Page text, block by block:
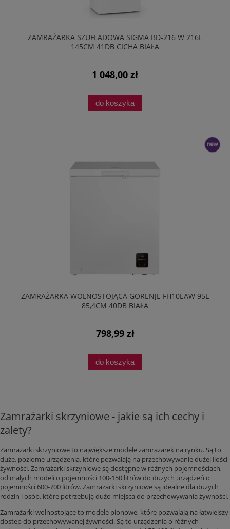
ZAMRAŻARKA SZUFLADOWA SIGMA BD-216 W 216L
145CM 41DB CICHA BIAŁA
1 048,00 zł
do koszyka
ZAMRAŻARKA WOLNOSTOJĄCA GORENJE FH10EAW 95L
85,4CM 40DB BIAŁA
798,99 zł
do koszyka
Zamrażarki skrzyniowe - jakie są ich cechy i
zalety?
Zamrażarki skrzyniowe to największe modele zamrażarek na rynku. Są to
duże, poziome urządzenia, które pozwalają na przechowywanie dużej ilości
żywności. Zamrażarki skrzyniowe są dostępne w różnych pojemnościach,
od małych modeli o pojemności 100-150 litrów do dużych urządzeń o
pojemności 600-700 litrów. Zamrażarki skrzyniowe są idealne dla dużych
rodzin i osób, które potrzebują dużo miejsca do przechowywania żywności.
Zamrażarki wolnostojące to modele pionowe, które pozwalają na łatwiejszy
dostęp do przechowywanej żywności. Są to urządzenia o różnych